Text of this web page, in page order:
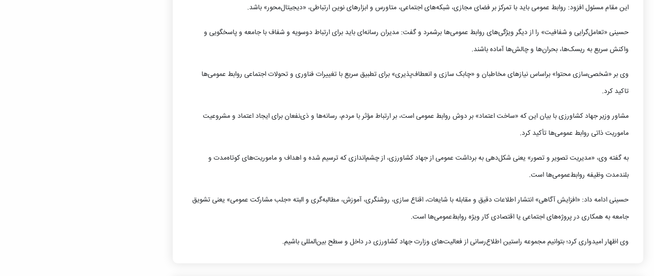
این مقام مسئول افزود: روابط عمومی باید با تمرکز بر فضای مجازی، شبکه‌های اجتماعی، متاورس و ابزارهای نوین ارتباطی، «دیجیتال‌محور» باشد.
حسینی «تعامل‌گرایی و شفافیت» را از دیگر ویژگی‌های روابط عمومی‌ها برشمرد و گفت: مدیران رسانه‌ای باید برای ارتباط دوسویه و شفاف با جامعه و پاسخگویی و
واکنش سریع به ریسک‌ها، بحران‌ها و چالش‌ها آماده باشند.
وی بر «شخصی‌سازی محتوا» براساس نیازهای مخاطبان و «چابک سازی و انعطاف‌پذیری» برای تطبیق سریع با تغییرات فناوری و تحولات اجتماعی روابط عمومی‌ها
تاکید کرد.
مشاور وزیر جهاد کشاورزی با بیان این که «ساخت اعتماد» بر دوش روابط عمومی است، بر ارتباط مؤثر با مردم، رسانه‌ها و ذی‌نفعان برای ایجاد اعتماد و مشروعیت
ماموریت ذاتی روابط عمومی‌ها تأکید کرد.
به گفته وی، «مدیریت تصویر و تصور» یعنی شکل‌دهی به برداشت عمومی از جهاد کشاورزی، از چشم‌اندازی که ترسیم شده و اهداف و ماموریت‌های کوتاه‌مدت و
بلندمدت وظیفه روابط‌عمومی‌ها است.
حسینی ادامه داد: «افزایش آگاهی» انتشار اطلاعات دقیق و مقابله با شایعات، اقناع سازی، روشنگری، آموزش، مطالبه‌گری و البته «جلب مشارکت عمومی» یعنی تشویق
جامعه به همکاری در پروژه‌های اجتماعی یا اقتصادی کار ویژه روابط‌عمومی‌ها است.
وی اظهار امیدواری کرد؛ بتوانیم مجموعه راستین اطلاع‌رسانی از فعالیت‌های وزارت جهاد کشاورزی در داخل و سطح بین‌المللی باشیم.